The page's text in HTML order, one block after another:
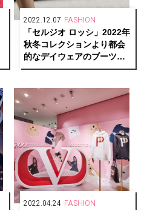
2022.12.07 FASHION
「セルジオ ロッシ」2022年
秋冬コレクションより都会
的なデイウェアのブーツ・
ブーティーが登場
2022.04.24 FASHION